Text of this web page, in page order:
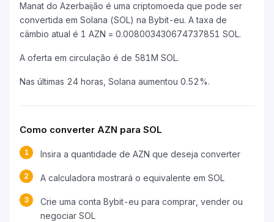
Manat do Azerbaijão é uma criptomoeda que pode ser
convertida em Solana (SOL) na Bybit-eu. A taxa de
câmbio atual é 1 AZN = 0.008003430674737851 SOL.
A oferta em circulação é de 581M SOL.
Nas últimas 24 horas, Solana aumentou 0.52%.
Como converter AZN para SOL
1 Insira a quantidade de AZN que deseja converter
2 A calculadora mostrará o equivalente em SOL
3
Crie uma conta Bybit-eu para comprar, vender ou
negociar SOL